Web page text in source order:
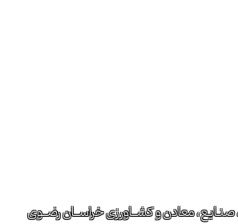
صنـایع، معادن و کشــاورزی خراســان رضــوی